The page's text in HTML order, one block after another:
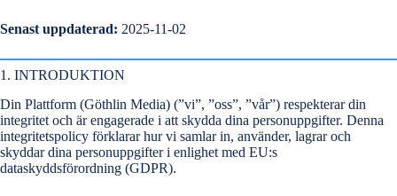
Senast uppdaterad: 2025-11-02
1. INTRODUKTION
Din Plattform (Göthlin Media) (”vi”, ”oss”, ”vår”) respekterar din
integritet och är engagerade i att skydda dina personuppgifter. Denna
integritetspolicy förklarar hur vi samlar in, använder, lagrar och
skyddar dina personuppgifter i enlighet med EU:s
dataskyddsförordning (GDPR).